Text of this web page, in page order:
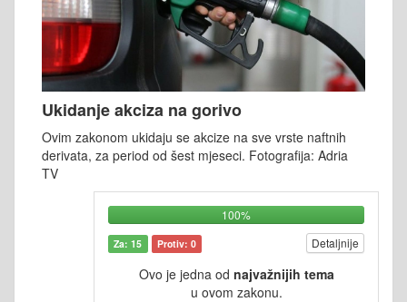
Ukidanje akciza na gorivo
Ovim zakonom ukidaju se akcize na sve vrste naftnih
derivata, za period od šest mjeseci. Fotografija: Adria
TV
100%
Za: 15 Protiv: 0 Detaljnije
Ovo je jedna od najvažnijih tema
u ovom zakonu.